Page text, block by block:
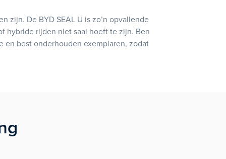
zijn. De BYD SEAL U is zo’n opvallende
hybride rijden niet saai hoeft te zijn. Ben
en best onderhouden exemplaren, zodat